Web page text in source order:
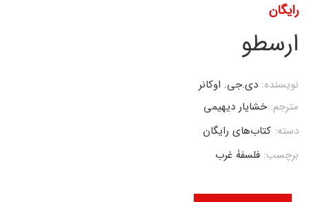
رایگان
ارسطو
نویسنده: دی.جی. اوکانر
مترجم: خشایار دیهیمی
دسته: کتاب‌های رایگان
برچسب: فلسفۀ غرب